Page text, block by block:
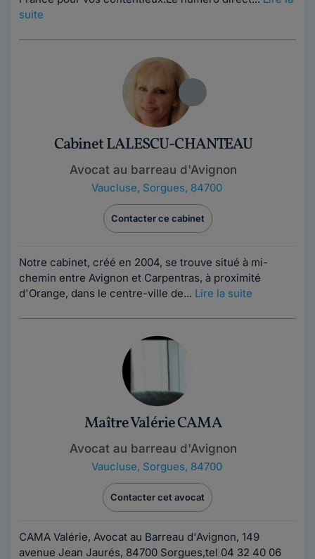
suite
Cabinet LALESCU-CHANTEAU
Avocat au barreau d'Avignon
Vaucluse, Sorgues, 84700
Contacter ce cabinet
Notre cabinet, créé en 2004, se trouve situé à mi-
chemin entre Avignon et Carpentras, à proximité
d'Orange, dans le centre-ville de... Lire la suite
Maître Valérie CAMA
Avocat au barreau d'Avignon
Vaucluse, Sorgues, 84700
Contacter cet avocat
CAMA Valérie, Avocat au Barreau d'Avignon, 149
avenue Jean Jaurés, 84700 Sorgues,tel 04 32 40 06